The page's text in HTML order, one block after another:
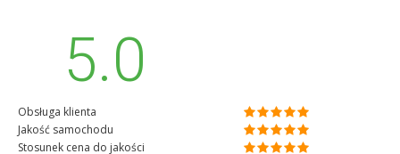
5.0
Obsługa klienta
Jakość samochodu
Stosunek cena do jakości